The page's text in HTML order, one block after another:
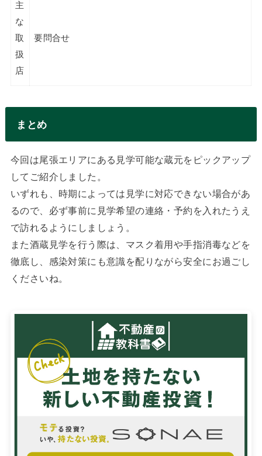
主
な
取
扱
店
要問合せ
まとめ
今回は尾張エリアにある見学可能な蔵元をピックアップ
してご紹介しました。
いずれも、時期によっては見学に対応できない場合があ
るので、必ず事前に見学希望の連絡・予約を入れたうえ
で訪れるようにしましょう。
また酒蔵見学を行う際は、マスク着用や手指消毒などを
徹底し、感染対策にも意識を配りながら安全にお過ごし
くださいね。